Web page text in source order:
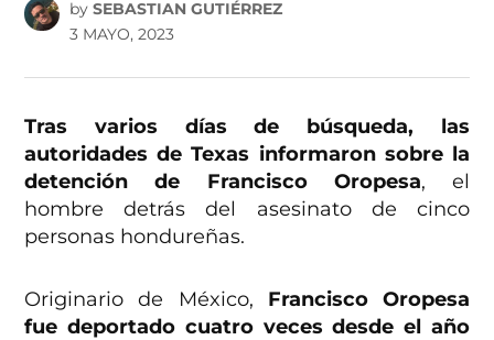
by SEBASTIAN GUTIÉRREZ
3 MAYO, 2023
Tras varios días de búsqueda, las
autoridades de Texas informaron sobre la
detención de Francisco Oropesa, el
hombre detrás del asesinato de cinco
personas hondureñas.
Originario de México, Francisco Oropesa
fue deportado cuatro veces desde el año